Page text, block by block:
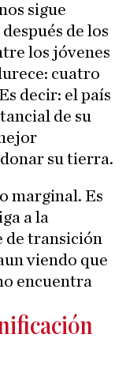
sigue
de los
los jóvenes
cuatro
decir: el país
de su
su tierra.
marginal. Es
a la
de transición
viendo que
encuentra